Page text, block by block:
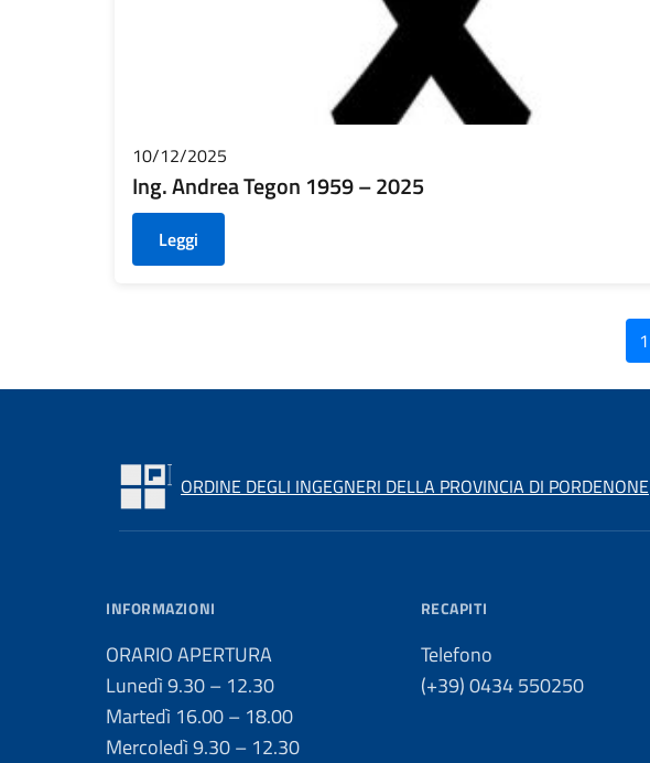
10/12/2025
Ing. Andrea Tegon 1959 – 2025
Leggi
1
ORDINE DEGLI INGEGNERI DELLA PROVINCIA DI PORDENONE
INFORMAZIONI
ORARIO APERTURA
Lunedì 9.30 – 12.30
Martedì 16.00 – 18.00
Mercoledì 9.30 – 12.30
RECAPITI
Telefono
(+39) 0434 550250